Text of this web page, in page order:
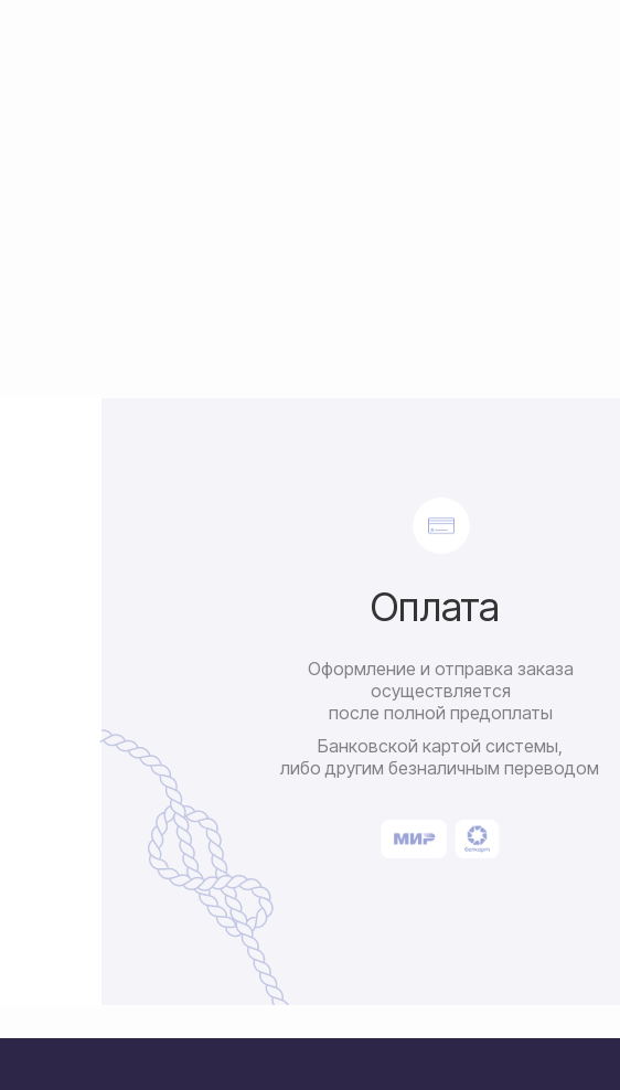
Банковской картой системы,
либо другим безналичным переводом
Оплата
Оформление и отправка заказа
осуществляется
после полной предоплаты